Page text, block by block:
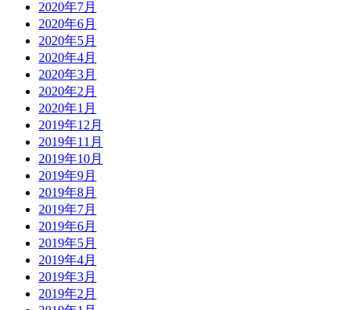
2020年7月
2020年6月
2020年5月
2020年4月
2020年3月
2020年2月
2020年1月
2019年12月
2019年11月
2019年10月
2019年9月
2019年8月
2019年7月
2019年6月
2019年5月
2019年4月
2019年3月
2019年2月